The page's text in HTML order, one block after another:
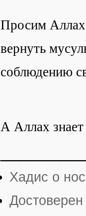
Просим
вернуть
соблюдению
А Аллах
Хадис о